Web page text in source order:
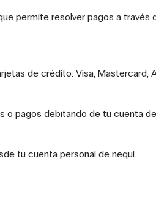
permite resolver pagos a
de crédito: Visa, Mastercard,
o pagos debitando de tu cuenta
tu cuenta personal de nequi.